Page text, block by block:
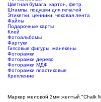
Цветная бумага, картон, фетр.
Штампы, подушки для печатей
Этикетки, ценники, чековая лента
Файлы
Подарочные карты
Клей
Фотоальбомы
Фартуки
Гипсовые фигуры, манекены
Фоторамки
Фоторамки дерево
Фоторамки МДФ
Фоторамки пластиковые
Крепление
Маркер меловой 3мм желтый "Chalk